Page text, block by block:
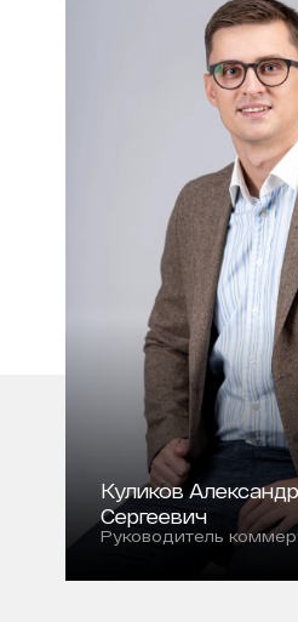
Куликов Александр
Сергеевич
Руководитель